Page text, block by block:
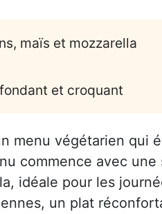
maïs et mozzarella
et croquant
menu végétarien qui
commence avec une
idéale pour les
un plat